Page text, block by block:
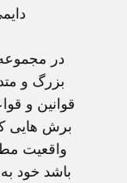
در
بزرگ و
قوانين و
برش هايی
واقعيت
باشد خود